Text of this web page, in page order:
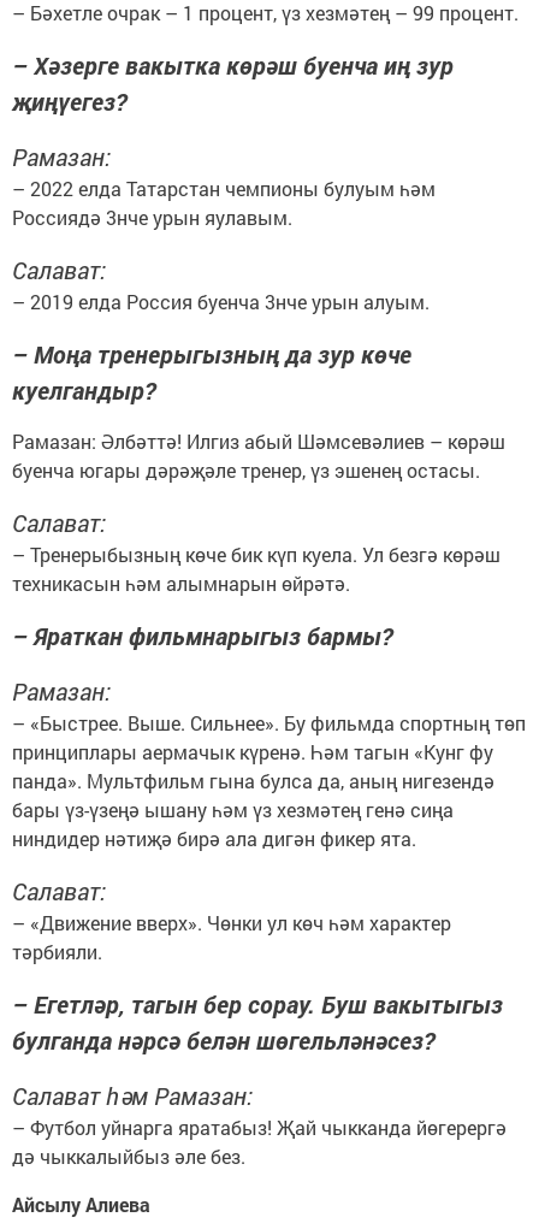
– Бәхетле очрак – 1 процент, үз хезмәтең – 99 процент.
– Хәзерге вакытка көрәш буенча иң зур
җиңүегез?
Рамазан:
– 2022 елда Татарстан чемпионы булуым һәм
Россиядә 3нче урын яулавым.
Салават:
– 2019 елда Россия буенча 3нче урын алуым.
– Моңа тренерыгызның да зур көче
куелгандыр?
Рамазан: Әлбәттә! Илгиз абый Шәмсевәлиев – көрәш
буенча югары дәрәҗәле тренер, үз эшенең остасы.
Салават:
– Тренерыбызның көче бик күп куела. Ул безгә көрәш
техникасын һәм алымнарын өйрәтә.
– Яраткан фильмнарыгыз бармы?
Рамазан:
– «Быстрее. Выше. Сильнее». Бу фильмда спортның төп
принциплары аермачык күренә. Һәм тагын «Кунг фу
панда». Мультфильм гына булса да, аның нигезендә
бары үз-үзеңә ышану һәм үз хезмәтең генә сиңа
ниндидер нәтиҗә бирә ала дигән фикер ята.
Салават:
– «Движение вверх». Чөнки ул көч һәм характер
тәрбияли.
– Егетләр, тагын бер сорау. Буш вакытыгыз
булганда нәрсә белән шөгельләнәсез?
Салават һәм Рамазан:
– Футбол уйнарга яратабыз! Җай чыкканда йөгерергә
дә чыккалыйбыз әле без.
Айсылу Алиева